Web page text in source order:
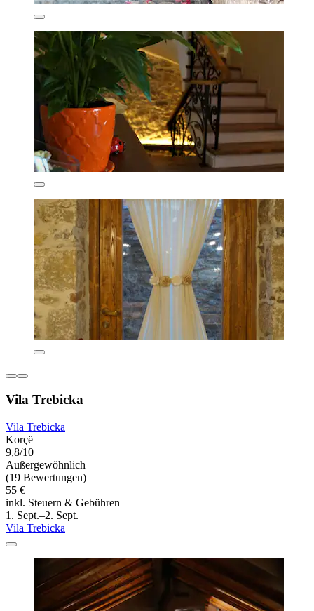
Vila Trebicka
Vila Trebicka
Korçë
9,8/10
Außergewöhnlich
(19 Bewertungen)
55 €
inkl. Steuern & Gebühren
1. Sept.–2. Sept.
Vila Trebicka